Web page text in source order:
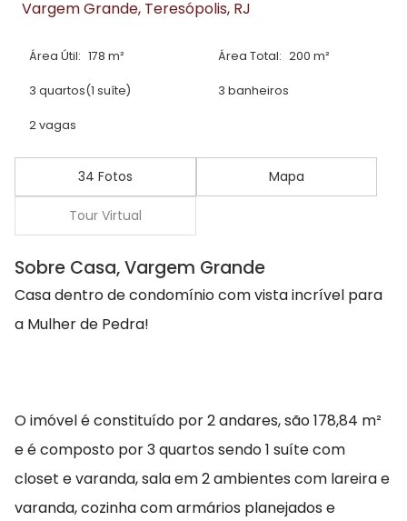
Vargem Grande, Teresópolis, RJ
Área Útil: 178 m² Área Total: 200 m²
3 quartos(1 suíte) 3 banheiros
2 vagas
34 Fotos Mapa
Tour Virtual
Sobre Casa, Vargem Grande
Casa dentro de condomínio com vista incrível para
a Mulher de Pedra!
O imóvel é constituído por 2 andares, são 178,84 m²
e é composto por 3 quartos sendo 1 suíte com
closet e varanda, sala em 2 ambientes com lareira e
varanda, cozinha com armários planejados e